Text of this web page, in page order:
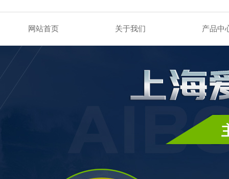
网站首页 关于我们 产品中